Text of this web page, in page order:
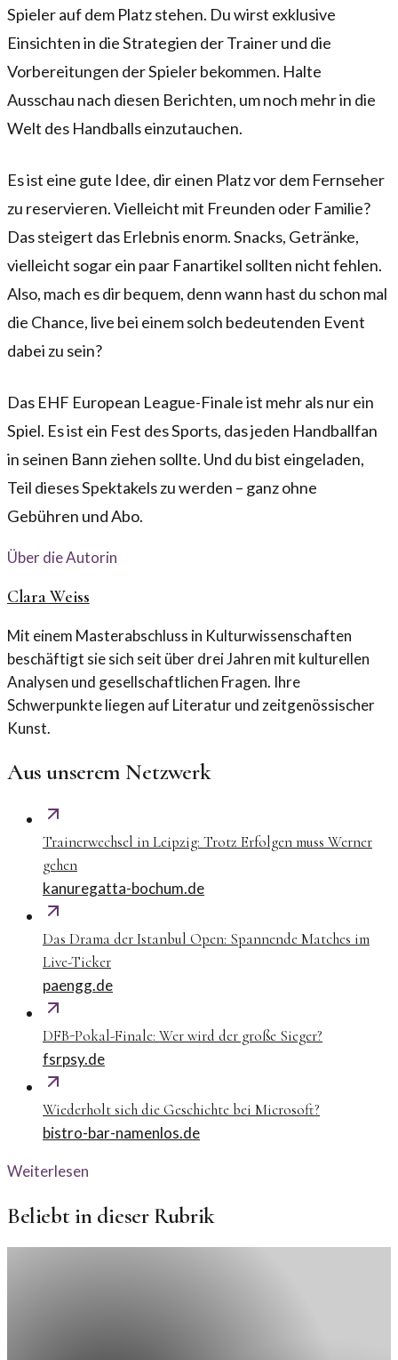
Spieler auf dem Platz stehen. Du wirst exklusive
Einsichten in die Strategien der Trainer und die
Vorbereitungen der Spieler bekommen. Halte
Ausschau nach diesen Berichten, um noch mehr in die
Welt des Handballs einzutauchen.
Es ist eine gute Idee, dir einen Platz vor dem Fernseher
zu reservieren. Vielleicht mit Freunden oder Familie?
Das steigert das Erlebnis enorm. Snacks, Getränke,
vielleicht sogar ein paar Fanartikel sollten nicht fehlen.
Also, mach es dir bequem, denn wann hast du schon mal
die Chance, live bei einem solch bedeutenden Event
dabei zu sein?
Das EHF European League-Finale ist mehr als nur ein
Spiel. Es ist ein Fest des Sports, das jeden Handballfan
in seinen Bann ziehen sollte. Und du bist eingeladen,
Teil dieses Spektakels zu werden – ganz ohne
Gebühren und Abo.
Über die Autorin
Clara Weiss
Mit einem Masterabschluss in Kulturwissenschaften
beschäftigt sie sich seit über drei Jahren mit kulturellen
Analysen und gesellschaftlichen Fragen. Ihre
Schwerpunkte liegen auf Literatur und zeitgenössischer
Kunst.
Aus unserem Netzwerk
Trainerwechsel in Leipzig: Trotz Erfolgen muss Werner
gehen
kanuregatta-bochum.de
Das Drama der Istanbul Open: Spannende Matches im
Live-Ticker
paengg.de
DFB-Pokal-Finale: Wer wird der große Sieger?
fsrpsy.de
Wiederholt sich die Geschichte bei Microsoft?
bistro-bar-namenlos.de
Weiterlesen
Beliebt in dieser Rubrik